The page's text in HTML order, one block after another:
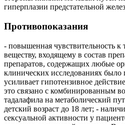
гиперплазии предстательной
Противопоказания
- повышенная чувствительность
веществу, входящему в состав
препаратов, содержащих любые
клинических исследованиях было
усиливает гипотензивное
это связано с комбинированным
тадалафила на метаболический
детский возраст до 18 лет; -
сексуальной активности у